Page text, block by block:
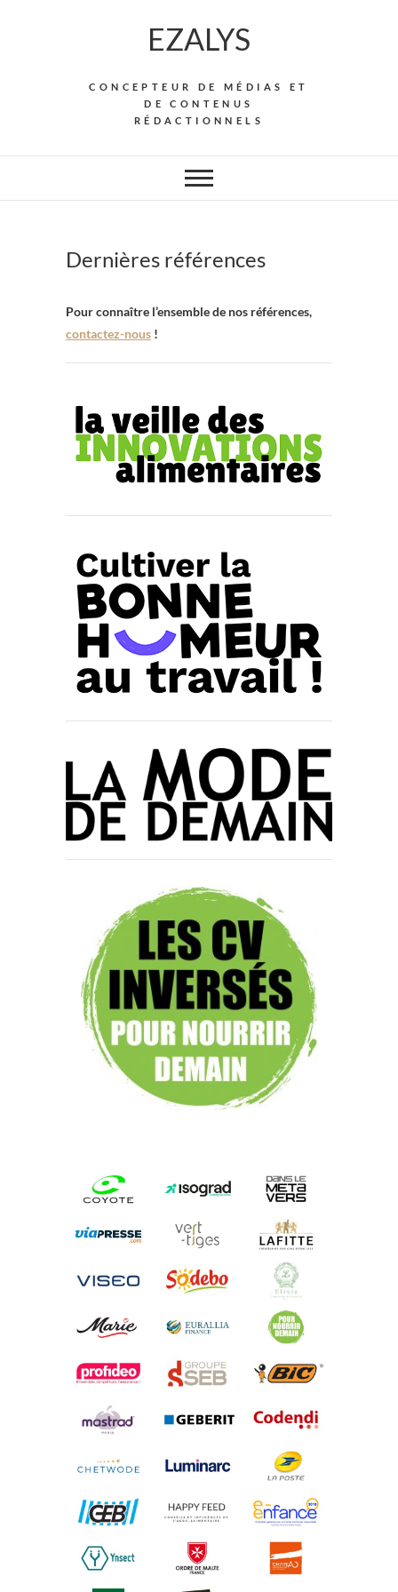
EZALYS
CONCEPTEUR DE MÉDIAS ET
DE CONTENUS
RÉDACTIONNELS
Dernières références
Pour connaître l’ensemble de nos références,
contactez-nous !